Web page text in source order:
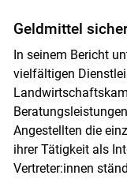
Geldmittel
In seinem Bericht
vielfältigen
Angestellten die
ihrer Tätigkeit als
Vertreter:innen